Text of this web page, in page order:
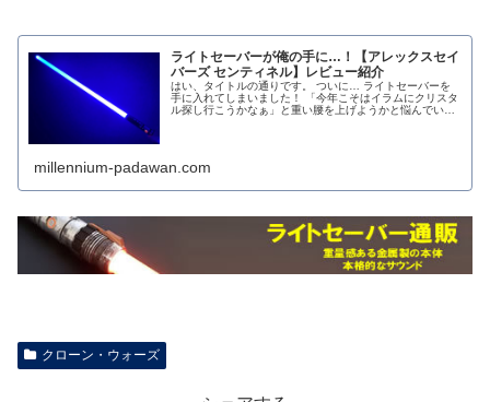
ライトセーバーが俺の手に…！【アレックスセイ
バーズ センティネル】レビュー紹介
はい、タイトルの通りです。 ついに… ライトセーバーを
手に入れてしまいました！ 「今年こそはイラムにクリスタ
ル探し行こうかなぁ」と重い腰を上げようかと悩んでいた
millennium-padawan.com
クローン・ウォーズ